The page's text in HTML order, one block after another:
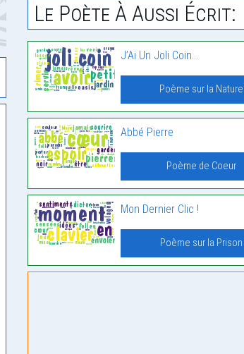
Le Poète À Aussi Écrit:
J’Ai Un Joli Coin…
Poème sur la Nature
Abbé Pierre
Poème de Coeur
Mon Dernier Clic !
Poème sur la Prison